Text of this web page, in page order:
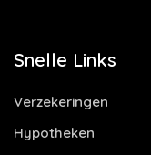
Snelle Links
Verzekeringen
Hypotheken